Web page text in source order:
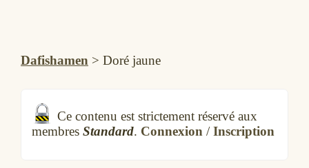
Dafishamen > Doré jaune
Ce contenu est strictement réservé aux
membres Standard. Connexion /Inscription